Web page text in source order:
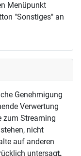
Menüpunkt
"Sonstiges" an
Genehmigung
Verwertung
zum Streaming
nicht
auf anderen
untersagt.